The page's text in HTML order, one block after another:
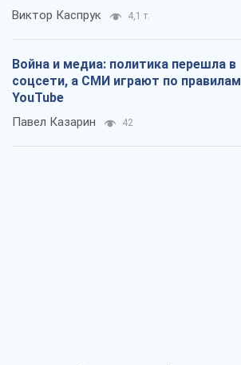
Виктор Каспрук 4,1 т.
Война и медиа: политика перешла в
соцсети, а СМИ играют по правилам
YouTube
Павел Казарин 42